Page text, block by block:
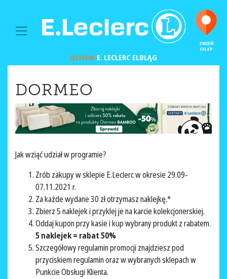
MAIN NAVIGATION
ZMIEŃ
SKLEP
JESTEŚ W: E. LECLERC ELBLĄG
DORMEO
Jak wziąć udział w programie?
Zrób zakupy w sklepie E.Leclerc w okresie 29.09-
07.11.2021 r.
Za każde wydane 30 zł otrzymasz naklejkę.*
Zbierz 5 naklejek i przyklej je na karcie kolekcjonerskiej.
Oddaj kupon przy kasie i kup wybrany produkt z rabatem.
5 naklejek = rabat 50%
Szczegółowy regulamin promocji znajdziesz pod
przyciskiem regulamin oraz w wybranych sklepach w
Punkcie Obsługi Klienta.